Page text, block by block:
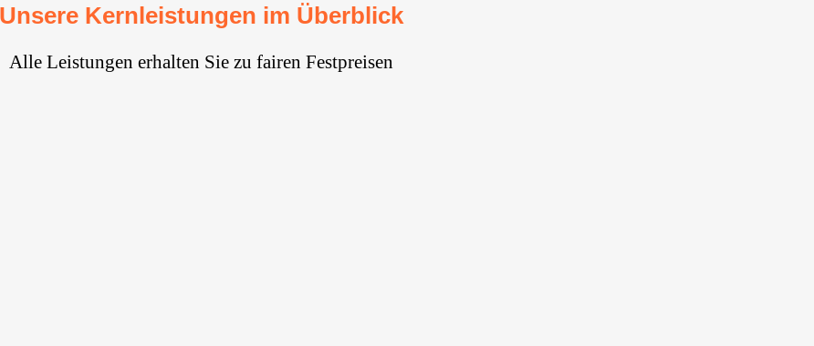
Unsere Kernleistungen im Überblick
Alle Leistungen erhalten Sie zu fairen Festpreisen